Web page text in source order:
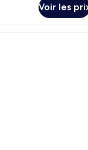
Voir les
d’hôtel